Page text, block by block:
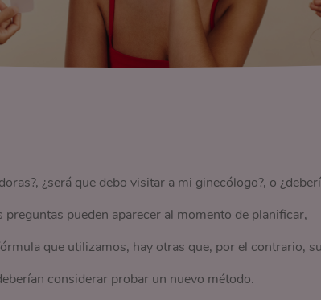
¿será que debo visitar a mi ginecólogo?, o
preguntas pueden aparecer al momento de planificar,
que utilizamos, hay otras que, por el contrario,
considerar probar un nuevo método.